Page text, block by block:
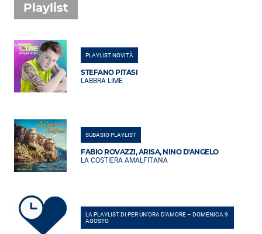
Playlist
PLAYLIST NOVITÀ
STEFANO PITASI
LABBRA LIME
SUBASIO PLAYLIST
FABIO ROVAZZI, ARISA, NINO D'ANGELO
LA COSTIERA AMALFITANA
LA PLAYLIST DI PER UN’ORA D’AMORE – DOMENICA 9
AGOSTO